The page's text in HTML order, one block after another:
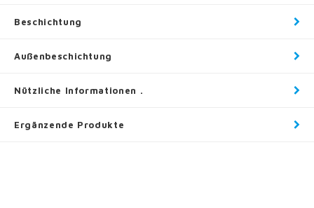
Beschichtung
Außenbeschichtung
Nützliche Informationen .
Ergänzende Produkte